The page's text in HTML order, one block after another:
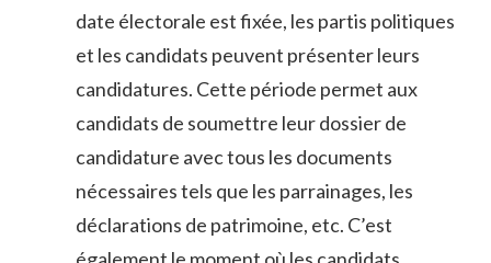
date électorale est‌ fixée, les partis politiques
et les candidats peuvent​ présenter leurs
⁣candidatures. Cette période permet⁢ aux
candidats de soumettre‌ leur dossier de​
candidature‌ avec tous les ⁣documents
nécessaires tels⁤ que les parrainages, les
⁢déclarations de patrimoine, ​etc. C’est